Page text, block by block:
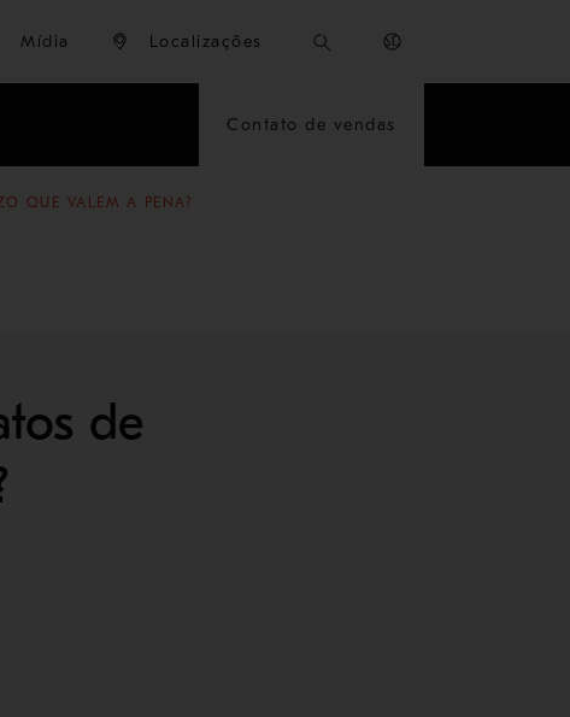
Mídia Localizações
Contato de vendas
QUE VALEM A PENA?
de